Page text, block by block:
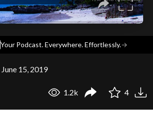
Your Podcast. Everywhere. Effortlessly.→
June 15, 2019
1.2k 4